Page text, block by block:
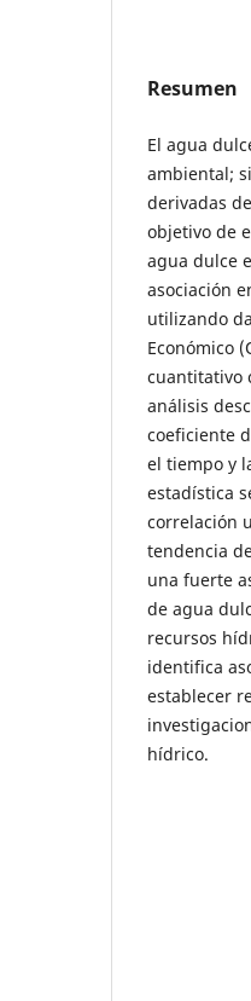
Resumen
El agua
ambiental;
derivadas
objetivo de
agua dulce
asociación
utilizando
Económico
cuantitativo
análisis
coeficiente
el tiempo y
estadística
correlación
tendencia
una fuerte
de agua
recursos
identifica
establecer
hídrico.